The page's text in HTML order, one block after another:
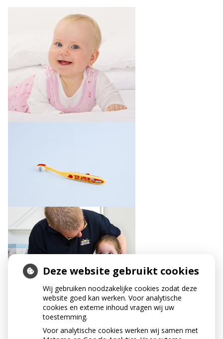
Deze website gebruikt cookies
Wij gebruiken noodzakelijke cookies zodat deze
website goed kan werken. Voor analytische
cookies en externe inhoud vragen wij uw
toestemming.
Voor analytische cookies werken wij samen met